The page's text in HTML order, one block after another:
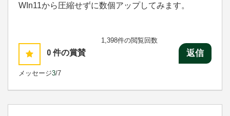
WIn11から圧縮せずに数個アップしてみます。
0 件の賞賛
メッセージ3/7
1,398件の閲覧回数
返信